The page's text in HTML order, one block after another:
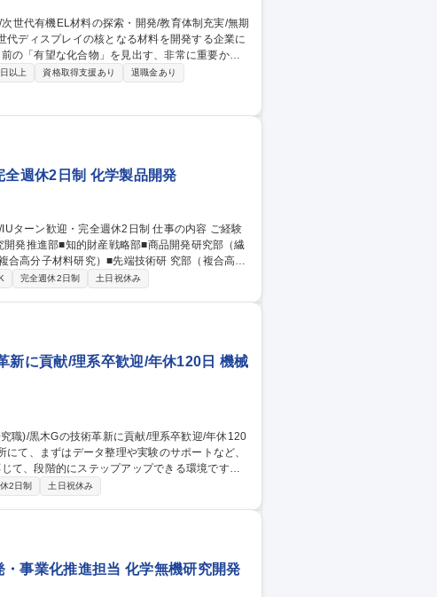
の「有望な化合物」を見出す、非常に重要かつ
習得：バイオのスキルを活かし、高度な合成ス
探索・開発/教育体制充実/無期雇用派遣
以上 資格取得支援あり
退職金あり
週休2日制 化学製品開発
発推進部■知的財産戦略部■商品開発研究部（繊
料研究）■先端技術研 究部（複合高分
の定める範囲 募集職種 福井市【化
完全週休2日制 土日祝休み
新に貢献/理系卒歓迎/年休120日 機械
て、段階的にステップアップできる環境です。
。 ■技術サポート： 原因分析やデータ収集、解
2日制 土日祝休み
・事業化推進担当 化学無機研究開発